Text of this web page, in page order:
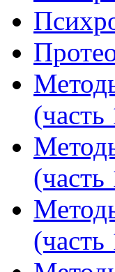
(часть
(часть
(часть